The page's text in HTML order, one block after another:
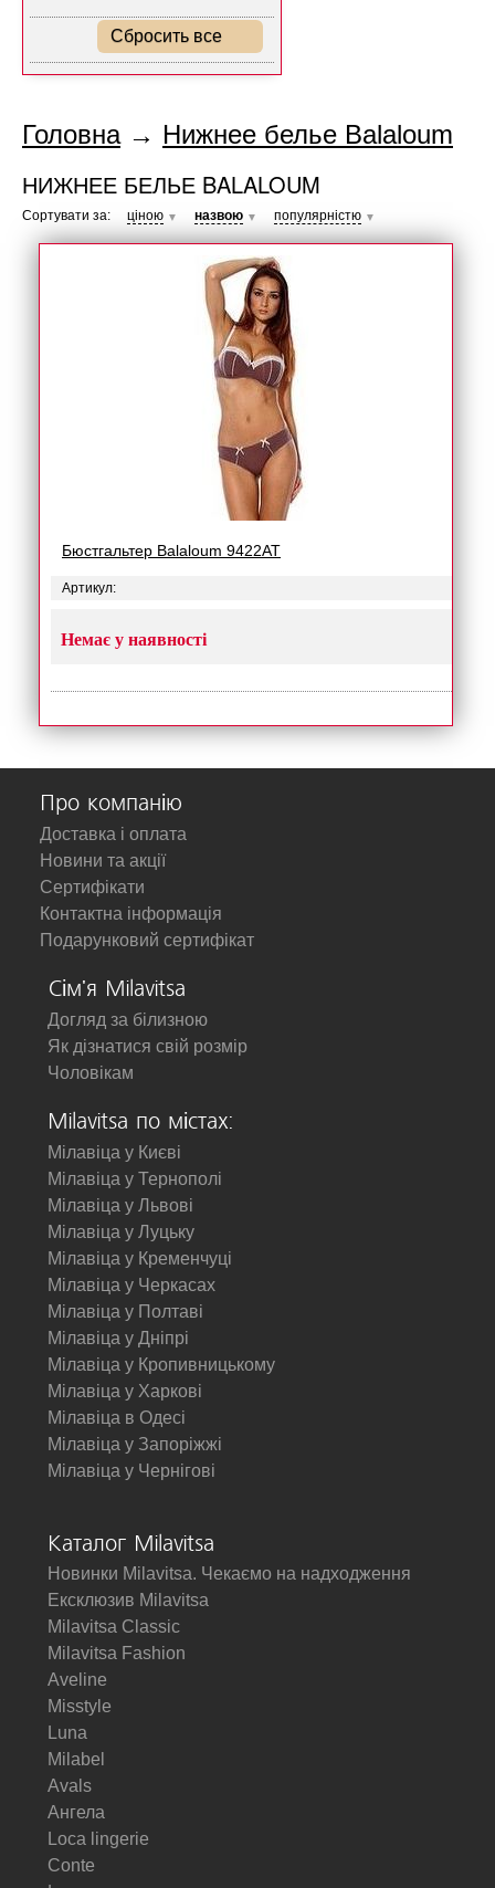
Сбросить все
Головна→ Нижнее белье Balaloum
НИЖНЕЕ БЕЛЬЕ BALALOUM
Сортувати за: ціною ▼ назвою ▼ популярністю ▼
Бюстгальтер Balaloum 9422AT
Артикул:
Немає у наявності
Про компанію
Доставка і оплата
Новини та акції
Сертифікати
Контактна інформація
Подарунковий сертифікат
Сім'я Milavitsa
Догляд за білизною
Як дізнатися свій розмір
Чоловікам
Milavitsa по містах:
Мілавіца у Києві
Мілавіца у Тернополі
Мілавіца у Львові
Мілавіца у Луцьку
Мілавіца у Кременчуці
Мілавіца у Черкасах
Мілавіца у Полтаві
Мілавіца у Дніпрі
Мілавіца у Кропивницькому
Мілавіца у Харкові
Мілавіца в Одесі
Мілавіца у Запоріжжі
Мілавіца у Чернігові
Каталог Milavitsa
Новинки Milavitsa. Чекаємо на надходження
Ексклюзив Milavitsa
Milavitsa Classic
Milavitsa Fashion
Aveline
Misstyle
Luna
Milabel
Avals
Ангела
Loca lingerie
Conte